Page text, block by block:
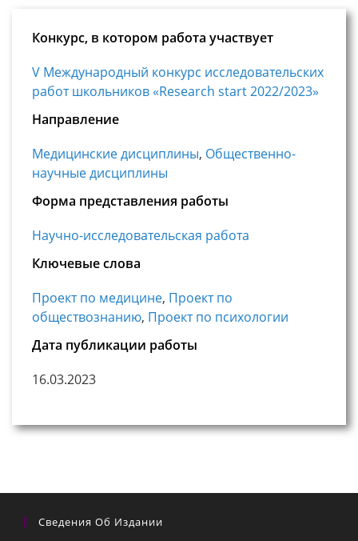
Конкурс, в котором работа участвует
V Международный конкурс исследовательских
работ школьников «Research start 2022/2023»
Направление
Медицинские дисциплины, Общественно-
научные дисциплины
Форма представления работы
Научно-исследовательская работа
Ключевые слова
Проект по медицине, Проект по
обществознанию, Проект по психологии
Дата публикации работы
16.03.2023
Сведения Об Издании